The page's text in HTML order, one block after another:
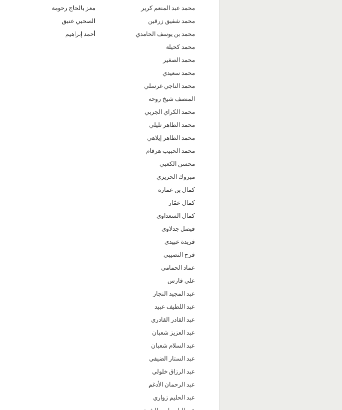
محمد عبد المنعم كرير
محمد شفيق زرقين
محمد بن يوسف الحامدي
محمد كحيلة
محمد الصغير
محمد سعيدي
محمد الناجي غرسلي
المنصف شيخ روحه
محمد الكراي الجربي
محمد الطاهر تليلي
محمد الطاهر إيلاهي
محمد الحبيب هرقام
محسن الكعبي
مبروك الحريزي
كمال بن عمارة
كمال عمّار
كمال السعداوي
فيصل جدلاوي
فريدة عبيدي
فرح النصيبي
عماد الحمامي
علي فارس
عبد المجيد النجار
عبد اللطيف عبيد
عبد القادر القادري
عبد العزيز شعبان
عبد السلام شعبان
عبد الستار الضيفي
عبد الرزاق خلولي
عبد الرحمان الأدغم
عبد الحليم زواري
معز بالحاج رحومة
الصحبي عتيق
أحمد إبراهيم